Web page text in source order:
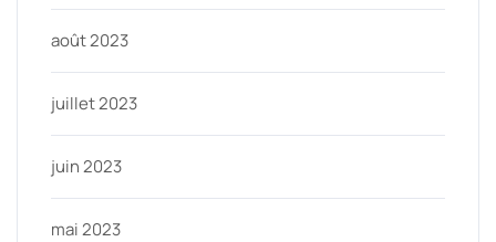
août 2023
juillet 2023
juin 2023
mai 2023